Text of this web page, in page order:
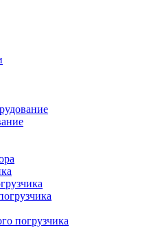
погрузчика